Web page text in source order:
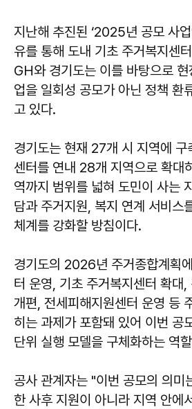
지난해 추진된 ‘2025년 공모 사
유를 통해 도내 기초 주거복지센
GH와 경기도는 이를 바탕으로
업을 일회성 공모가 아닌 정책 환
고 있다.
경기도는 현재 27개 시 지역에 구
센터를 연내 28개 지역으로 확대
역까지 범위를 넓혀 도민이 사는
담과 주거지원, 복지 연계 서비스
체계를 강화할 방침이다.
경기도의 2026년 주거종합계획
터 운영, 기초 주거복지센터 확대,
개편, 전세피해지원센터 운영 등
히는 과제가 포함돼 있어 이번 공
단위 실행 모델을 구체화하는 역
공사 관계자는 "이번 공모의 의미
한 사후 지원이 아니라 지역 안에